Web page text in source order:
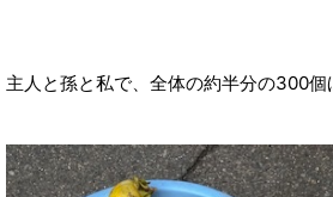
主人と孫と私で、全体の約半分の300個